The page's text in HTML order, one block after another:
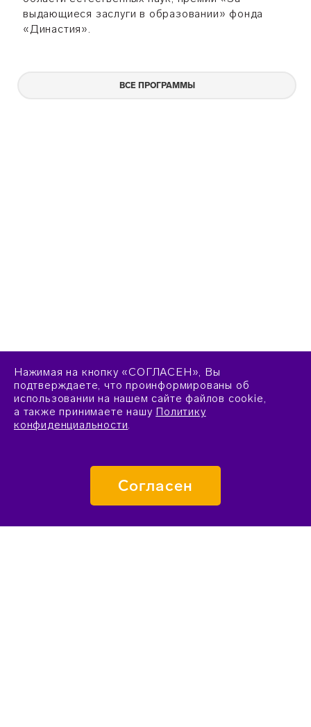
выдающиеся заслуги в образовании» фонда
«Династия».
ВСЕ ПРОГРАММЫ
Нажимая на кнопку «СОГЛАСЕН», Вы
подтверждаете, что проинформированы об
использовании на нашем сайте файлов cookie,
а также принимаете нашу Политику
конфиденциальности.
Согласен